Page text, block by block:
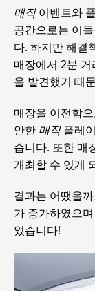
매직이벤트와
공간으로는 이
다. 하지만 해결
매장에서 2분
을 발견했기 때
매장을 이전함
안한 매직플레
습니다. 또한 매
개최할 수 있게
결과는 어땠을
가 증가하였으
었습니다!